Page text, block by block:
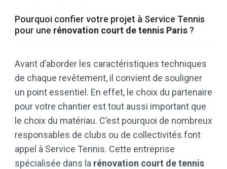
Pourquoi confier votre projet à Service Tennis
pour une rénovation court de tennis Paris?
Avant d’aborder les caractéristiques techniques
de chaque revêtement, il convient de souligner
un point essentiel. En effet, le choix du partenaire
pour votre chantier est tout aussi important que
le choix du matériau. C’est pourquoi de nombreux
responsables de clubs ou de collectivités font
appel à Service Tennis. Cette entreprise
spécialisée dans la rénovation court de tennis